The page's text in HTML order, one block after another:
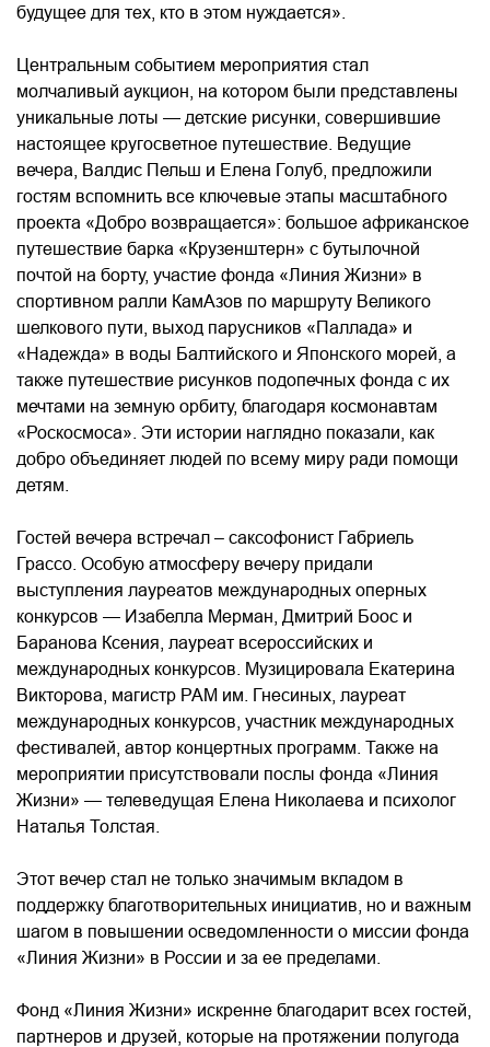
будущее для тех, кто в этом нуждается».
Центральным событием мероприятия стал
молчаливый аукцион, на котором были представлены
уникальные лоты — детские рисунки, совершившие
настоящее кругосветное путешествие. Ведущие
вечера, Валдис Пельш и Елена Голуб, предложили
гостям вспомнить все ключевые этапы масштабного
проекта «Добро возвращается»: большое африканское
путешествие барка «Крузенштерн» с бутылочной
почтой на борту, участие фонда «Линия Жизни» в
спортивном ралли КамАзов по маршруту Великого
шелкового пути, выход парусников «Паллада» и
«Надежда» в воды Балтийского и Японского морей, а
также путешествие рисунков подопечных фонда с их
мечтами на земную орбиту, благодаря космонавтам
«Роскосмоса». Эти истории наглядно показали, как
добро объединяет людей по всему миру ради помощи
детям.
Гостей вечера встречал – саксофонист Габриель
Грассо. Особую атмосферу вечеру придали
выступления лауреатов международных оперных
конкурсов — Изабелла Мерман, Дмитрий Боос и
Баранова Ксения, лауреат всероссийских и
международных конкурсов. Музицировала Екатерина
Викторова, магистр РАМ им. Гнесиных, лауреат
международных конкурсов, участник международных
фестивалей, автор концертных программ. Также на
мероприятии присутствовали послы фонда «Линия
Жизни» — телеведущая Елена Николаева и психолог
Наталья Толстая.
Этот вечер стал не только значимым вкладом в
поддержку благотворительных инициатив, но и важным
шагом в повышении осведомленности о миссии фонда
«Линия Жизни» в России и за ее пределами.
Фонд «Линия Жизни» искренне благодарит всех гостей,
партнеров и друзей, которые на протяжении полугода